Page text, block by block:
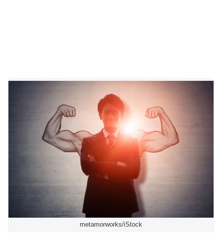
metamorworks/iStock